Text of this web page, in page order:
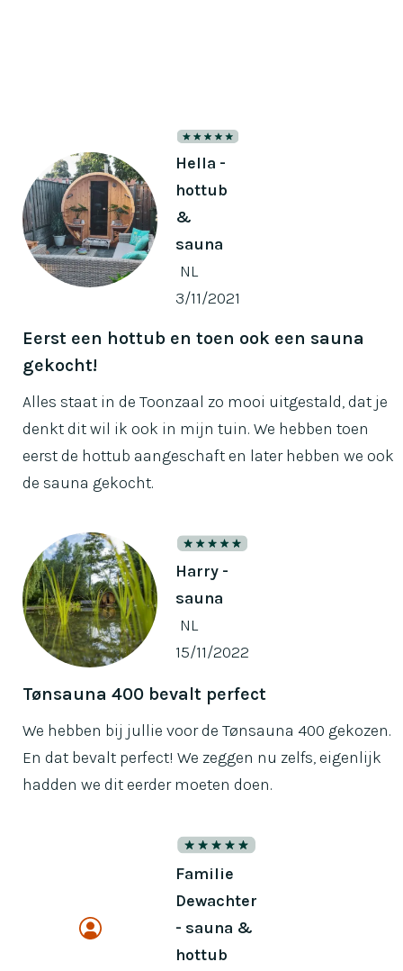
Hella -
hottub
&
sauna
NL
3/11/2021
Eerst een hottub en toen ook een sauna
gekocht!
Alles staat in de Toonzaal zo mooi uitgestald, dat je
denkt dit wil ik ook in mijn tuin. We hebben toen
eerst de hottub aangeschaft en later hebben we ook
de sauna gekocht.
Harry -
sauna
NL
15/11/2022
Tønsauna 400 bevalt perfect
We hebben bij jullie voor de Tønsauna 400 gekozen.
En dat bevalt perfect! We zeggen nu zelfs, eigenlijk
hadden we dit eerder moeten doen.
Familie
Dewachter
- sauna &
hottub